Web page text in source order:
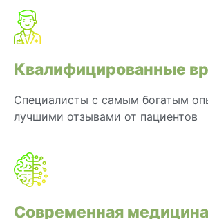
Квалифицированные
Специалисты с самым богатым
лучшими отзывами от пациентов
Современная медицина